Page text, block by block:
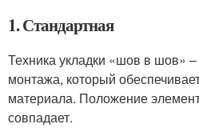
1. Стандартная
Техника укладки «шов в шов»
монтажа, который
материала. Положение
совпадает.